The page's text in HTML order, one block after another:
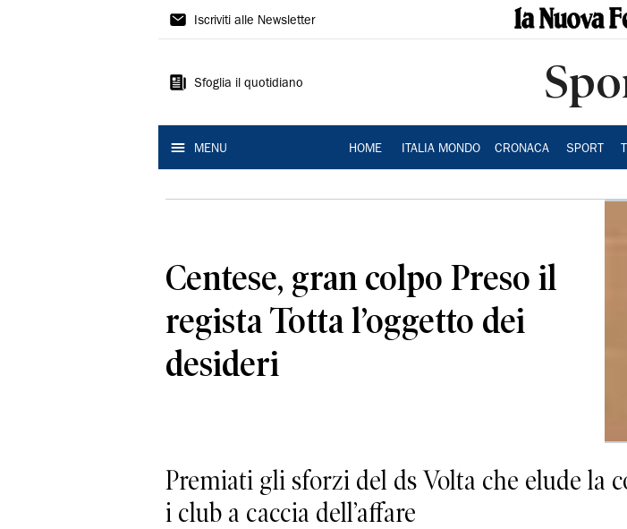
La
Ferrara
Iscriviti alle Newsletter
Sfoglia il quotidiano
MENU HOME ITALIA MONDO CRONACA SPORT
Centese, gran colpo Preso il
regista Totta l’oggetto dei
desideri
Premiati gli sforzi del ds Volta che elude la
i club a caccia dell’affare